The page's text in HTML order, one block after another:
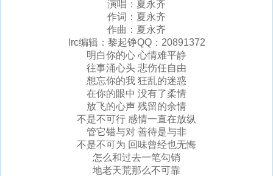
演唱：夏永齐
作词：夏永齐
作曲：夏永齐
lrc编辑：黎起铮QQ：20891372
明白你的心 心情难平静
往事涌心头 悲伤任自由
想忘你的我 狂乱的迷惑
在你的眼中 没有了柔情
放飞的心声 残留的余情
不是不可行 感情一直在放纵
管它错与对 善待是与非
不是不可为 回味曾经也无悔
怎么和过去一笔勾销
地老天荒那么不可靠